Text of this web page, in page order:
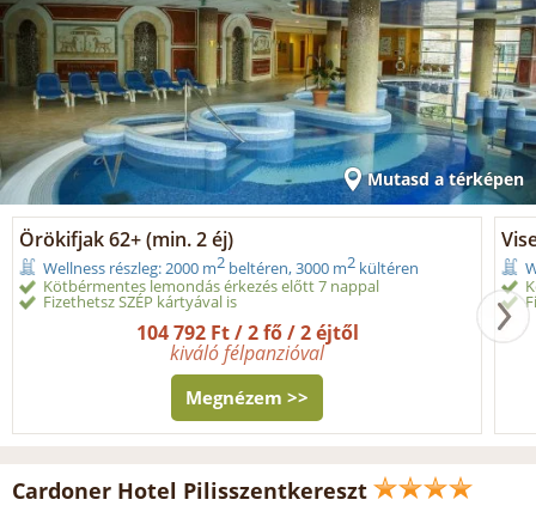
Mutasd a térképen
Örökifjak 62+ (min. 2 éj)
Wellness részleg: 2000 m2 beltéren, 3000 m2 kültéren
Kötbérmentes lemondás érkezés előtt 7 nappal
Fizethetsz SZÉP kártyával is
104 792 Ft / 2 fő / 2 éjtől
kiváló félpanzióval
Megnézem >>
Cardoner Hotel Pilisszentkereszt